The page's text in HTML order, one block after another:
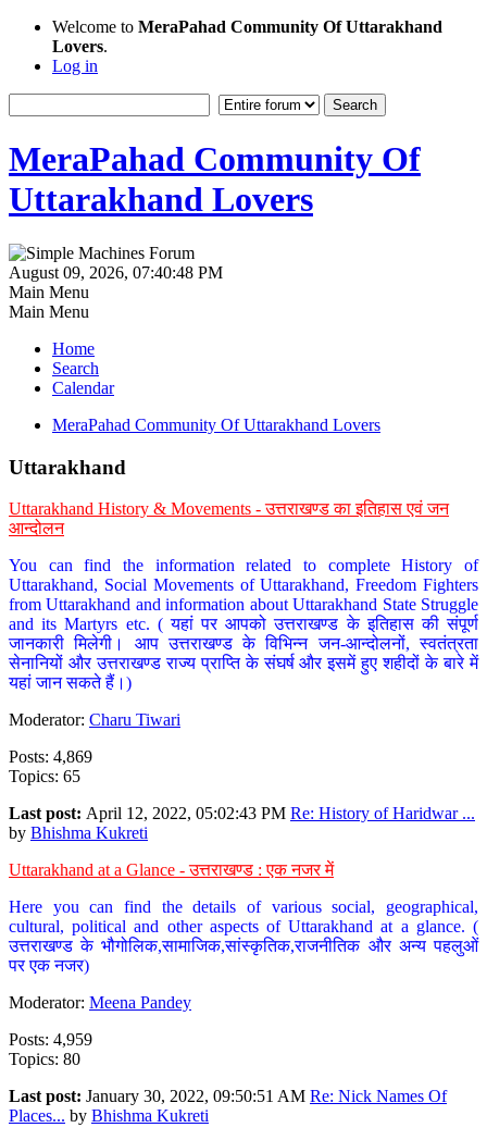
Welcome to MeraPahad Community Of Uttarakhand
Lovers.
Log in
MeraPahad Community Of
Uttarakhand Lovers
August 09, 2026, 07:40:48 PM
Main Menu
Main Menu
Home
Search
Calendar
MeraPahad Community Of Uttarakhand Lovers
Uttarakhand
Uttarakhand History & Movements - उत्तराखण्ड का इतिहास एवं जन
आन्दोलन
You can find the information related to complete History of
Uttarakhand, Social Movements of Uttarakhand, Freedom Fighters
from Uttarakhand and information about Uttarakhand State Struggle
and its Martyrs etc. ( यहां पर आपको उत्तराखण्ड के इतिहास की संपूर्ण
जानकारी मिलेगी। आप उत्तराखण्ड के विभिन्न जन-आन्दोलनों, स्वतंत्रता
सेनानियों और उत्तराखण्ड राज्य प्राप्ति के संघर्ष और इसमें हुए शहीदों के बारे में
यहां जान सकते हैं।)
Moderator: Charu Tiwari
Posts: 4,869
Topics: 65
Last post: April 12, 2022, 05:02:43 PM Re: History of Haridwar ...
by Bhishma Kukreti
Uttarakhand at a Glance - उत्तराखण्ड : एक नजर में
Here you can find the details of various social, geographical,
cultural, political and other aspects of Uttarakhand at a glance. (
उत्तराखण्ड के भौगोलिक,सामाजिक,सांस्कृतिक,राजनीतिक और अन्य पहलुओं
पर एक नजर)
Moderator: Meena Pandey
Posts: 4,959
Topics: 80
Last post: January 30, 2022, 09:50:51 AM Re: Nick Names Of
Places... by Bhishma Kukreti